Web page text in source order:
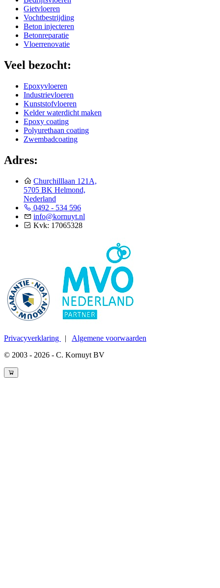
Gietvloeren
Vochtbestrijding
Beton injecteren
Betonreparatie
Vloerrenovatie
Veel bezocht:
Epoxyvloeren
Industrievloeren
Kunststofvloeren
Kelder waterdicht maken
Epoxy coating
Polyurethaan coating
Zwembadcoating
Adres:
Churchilllaan 121A,
5705 BK Helmond,
Nederland
0492 - 534 596
info@kornuyt.nl
Kvk: 17065328
Privacyverklaring | Algemene voorwaarden
© 2003 - 2026 - C. Kornuyt BV